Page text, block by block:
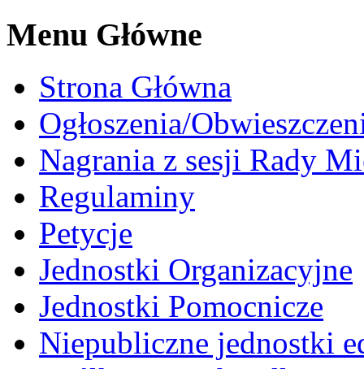
Menu Główne
Strona Główna
Ogłoszenia/
Nagrania z sesji Rady
Regulaminy
Petycje
Jednostki Organizacyjne
Jednostki Pomocnicze
Niepubliczne jednostki